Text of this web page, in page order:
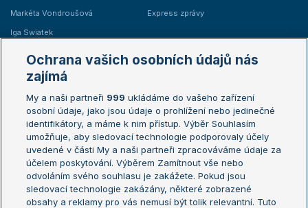
Markéta Vondroušová
Iga Swiatek
Express zprávy
Žebříčky
Žebříček ATP (muži)
Žebříček WTA (ženy)
Sázkařský žebříček
Australian Open
French Open
Wimbledon
US Open
Turnaj mistrů
Turnaj mistryň
Ochrana vašich osobních údajů nás
zajímá
My a naši partneři 999 ukládáme do vašeho zařízení
osobní údaje, jako jsou údaje o prohlížení nebo jedinečné
identifikátory, a máme k nim přístup. Výběr Souhlasím
umožňuje, aby sledovací technologie podporovaly účely
uvedené v části My a naši partneři zpracováváme údaje za
účelem poskytování. Výběrem Zamítnout vše nebo
odvoláním svého souhlasu je zakážete. Pokud jsou
sledovací technologie zakázány, některé zobrazené
obsahy a reklamy pro vás nemusí být tolik relevantní. Tuto